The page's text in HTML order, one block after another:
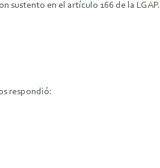
sustento en el artículo 166 de la LGAP.
respondió: